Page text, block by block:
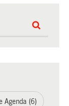
Agenda (6)